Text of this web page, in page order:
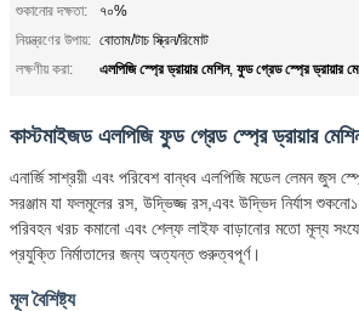
শুকানোর দক্ষতা:
৭০%
নিয়ন্ত্রণের উপায়: বোতাম/টাচ স্ক্রিন/রিমোট
লক্ষণীয় করা:
এলপিজি স্প্রে ড্রায়ার মেশিন, ফুড গ্রেড স্প্রে ড্রায়ার
কাস্টমাইজড এলপিজি ফুড গ্রেড স্প্রে ড্রায়ার
এনার্জি সাশ্রয়ী এবং পরিবেশ বান্ধব এলপিজি মডেল লেমন জুস
সরঞ্জাম যা ফলমূলের রস, উদ্ভিজ্জ রস,এবং উদ্ভিদ নির্যাস
পরিবহন খরচ কমানো এবং শেল্ফ লাইফ বাড়ানোর মতো মূল্য
প্রযুক্তি নির্মাতাদের জন্য অত্যন্ত গুরুত্বপূর্ণ।
মূল বৈশিষ্ট্য